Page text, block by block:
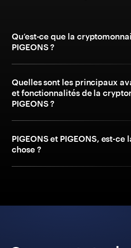
Qu’est-ce que la
PIGEONS ?
Quelles sont les principaux
et fonctionnalités de la
PIGEONS ?
PIGEONS et PIGEONS, est-ce
chose ?